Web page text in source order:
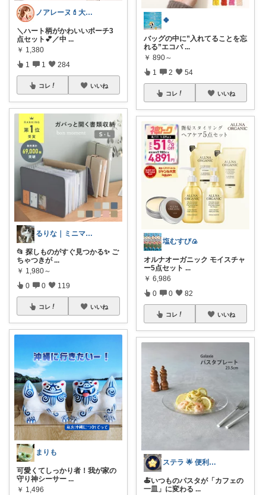
ノアレーヌ💄大人ゆる美容
＼ハート柄がかわいいポーチ3
点セット💕／中 ...
￥ 1,380
1 1 284
コレ いいね
るりな｜ミニマルに暮らしたいワーママ🌱
📂 探しものがすぐ見つかる✨ ご
ちゃつきが ...
￥ 1,980～
0 0 119
コレ いいね
まりも
可愛くてしっかり者！我が家の
守り神シーサー ...
￥ 1,496
🍀
バッグの中に”入れてることを忘
れる”エコバ ...
￥ 890～
1 2 54
コレ いいね
塩むすび🍙
オルナオーガニック モイスチャ
ー5点セット ...
￥ 6,986
0 0 82
コレ いいね
ステラ 🌟 便利グッズと素敵なアイテム
🍝いつものパスタが「カフェの
一皿」に変わる ...